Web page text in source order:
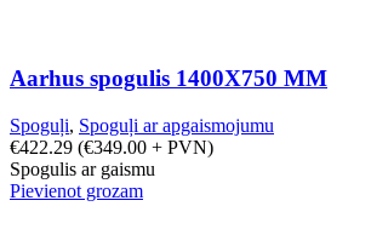
Aarhus spogulis 1400X750 MM
Spoguļi, Spoguļi ar apgaismojumu
€422.29 (€349.00 + PVN)
Spogulis ar gaismu
Pievienot grozam